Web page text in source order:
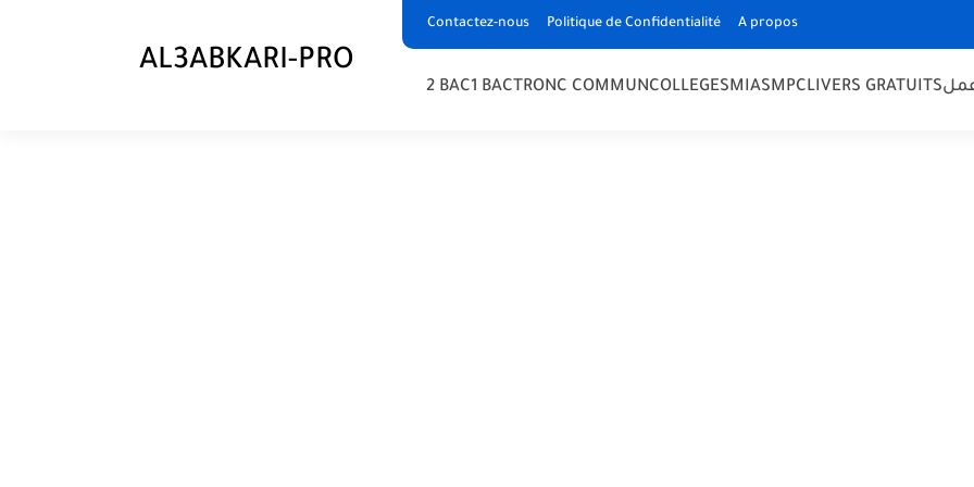
Contactez-nous Politique de Confidentialité A propos
AL3ABKARI-PRO
2 BAC1 BAC TRONC COMMUNCOLLEGESMIASMPCLIVERS GRATUITS